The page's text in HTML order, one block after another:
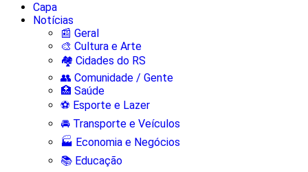
Capa
Notícias
📰 Geral
🎨 Cultura e Arte
🏘️ Cidades do RS
👥 Comunidade / Gente
🏥 Saúde
⚽ Esporte e Lazer
🚘 Transporte e Veículos
🏭 Economia e Negócios
📚 Educação